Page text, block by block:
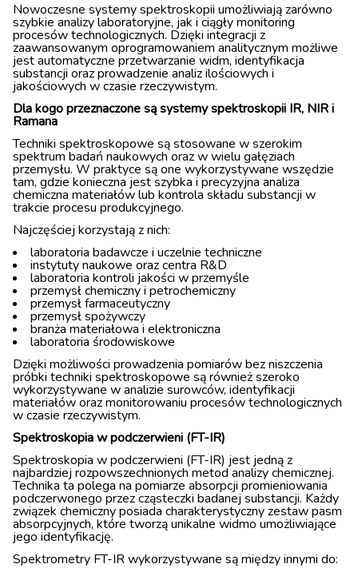
Nowoczesne systemy spektroskopii umożliwiają zarówno
szybkie analizy laboratoryjne, jak i ciągły monitoring
procesów technologicznych. Dzięki integracji z
zaawansowanym oprogramowaniem analitycznym możliwe
jest automatyczne przetwarzanie widm, identyfikacja
substancji oraz prowadzenie analiz ilościowych i
jakościowych w czasie rzeczywistym.
Dla kogo przeznaczone są systemy spektroskopii IR, NIR i
Ramana
Techniki spektroskopowe są stosowane w szerokim
spektrum badań naukowych oraz w wielu gałęziach
przemysłu. W praktyce są one wykorzystywane wszędzie
tam, gdzie konieczna jest szybka i precyzyjna analiza
chemiczna materiałów lub kontrola składu substancji w
trakcie procesu produkcyjnego.
Najczęściej korzystają z nich:
laboratoria badawcze i uczelnie techniczne
instytuty naukowe oraz centra R&D
laboratoria kontroli jakości w przemyśle
przemysł chemiczny i petrochemiczny
przemysł farmaceutyczny
przemysł spożywczy
branża materiałowa i elektroniczna
laboratoria środowiskowe
Dzięki możliwości prowadzenia pomiarów bez niszczenia
próbki techniki spektroskopowe są również szeroko
wykorzystywane w analizie surowców, identyfikacji
materiałów oraz monitorowaniu procesów technologicznych
w czasie rzeczywistym.
Spektroskopia w podczerwieni (FT-IR)
Spektroskopia w podczerwieni (FT-IR) jest jedną z
najbardziej rozpowszechnionych metod analizy chemicznej.
Technika ta polega na pomiarze absorpcji promieniowania
podczerwonego przez cząsteczki badanej substancji. Każdy
związek chemiczny posiada charakterystyczny zestaw pasm
absorpcyjnych, które tworzą unikalne widmo umożliwiające
jego identyfikację.
Spektrometry FT-IR wykorzystywane są między innymi do: